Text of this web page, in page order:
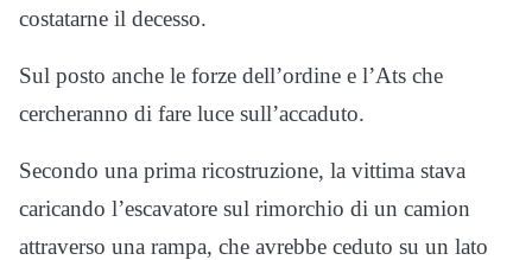
costatarne il decesso.
Sul posto anche le forze dell’ordine e l’Ats che
cercheranno di fare luce sull’accaduto.
Secondo una prima ricostruzione, la vittima stava
caricando l’escavatore sul rimorchio di un camion
attraverso una rampa, che avrebbe ceduto su un lato